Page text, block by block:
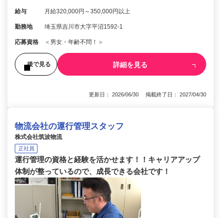
給与 月給320,000円～350,000円以上
勤務地 埼玉県吉川市大字平沼1592-1
応募資格 ＜男女・年齢不問！＞
後で見る 詳細を見る
更新日： 2026/06/30 掲載終了日： 2027/04/30
物流会社の運行管理スタッフ
株式会社筑波物流
正社員
運行管理の資格と経験を活かせます！！キャリアアップ
体制が整っているので、成長できる会社です！